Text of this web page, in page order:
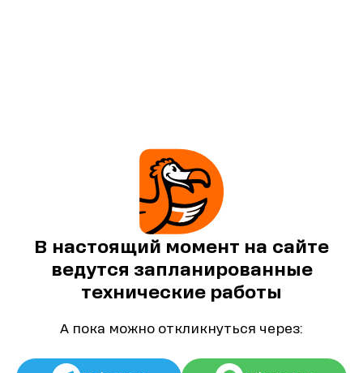
В настоящий момент на сайте
ведутся запланированные
технические работы
А пока можно откликнуться через: